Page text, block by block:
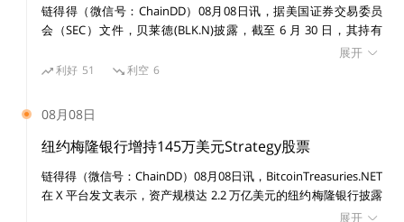
查到。
卖出。一般来说，越稀有的资产越值钱，在原子NFT
中，原子序号越大，越稀有，价值也越高。据币小宝所
号为57的La售价则高达0.65ETH。
链得得（微信号：ChainDD）08月08日讯，据美国证券交易委员
会（SEC）文件，贝莱德(BLK.N)披露，截至 6 月 30 日，其持有
展开
利好 51 利空 6
08月08日
纽约梅隆银行增持145万美元Strategy股票
链得得（微信号：ChainDD）08月08日讯，BitcoinTreasuries.NET
在 X 平台发文表示，资产规模达 2.2 万亿美元的纽约梅隆银行披露
增持 14,630 股 Strategy 股票，价值 145 万美元。目前其持有
展开